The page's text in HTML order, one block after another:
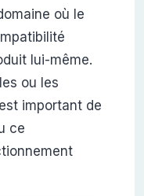
où le
lui-même.
ou les
important de
ce